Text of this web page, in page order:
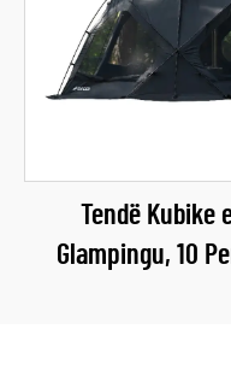
Tendë Kubike
Glampingu, 10